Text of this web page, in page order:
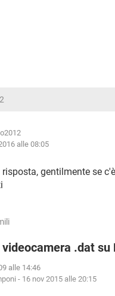
alle 08:05
risposta, gentilmente se
.dat su
alle 14:46
- 16 nov 2015 alle 20:15